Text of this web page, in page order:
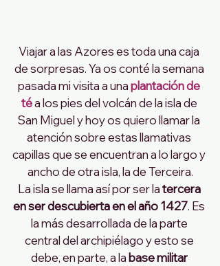
Viajar a las Azores es toda una caja
de sorpresas. Ya os conté la semana
pasada mi visita a una plantación de
té a los pies del volcán de la isla de
San Miguel y hoy os quiero llamar la
atención sobre estas llamativas
capillas que se encuentran a lo largo y
ancho de otra isla, la de Terceira.
La isla se llama así por ser la tercera
en ser descubierta en el año 1427. Es
la más desarrollada de la parte
central del archipiélago y esto se
debe, en parte, a la base militar